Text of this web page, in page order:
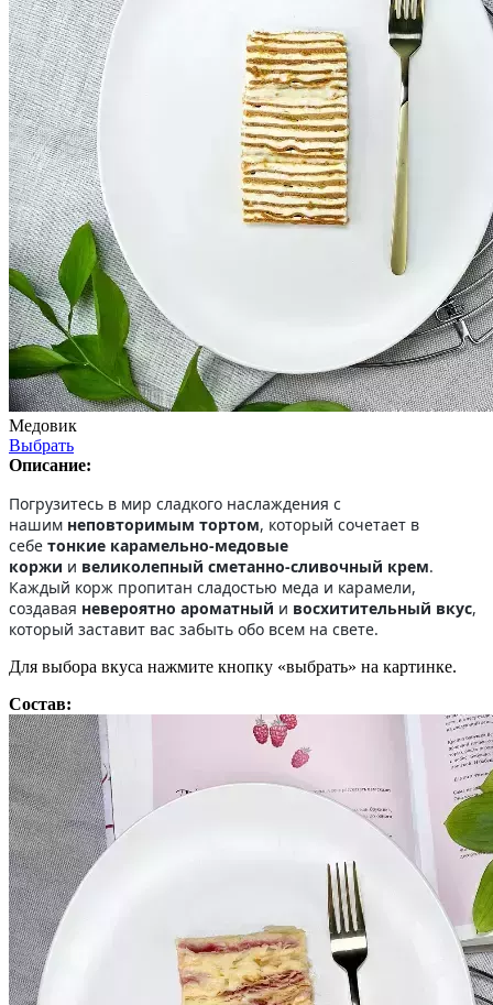
Медовик
Выбрать
Описание:
Погрузитесь в мир сладкого наслаждения с
нашим неповторимым тортом, который сочетает в
себе тонкие карамельно-медовые
коржи и великолепный сметанно-сливочный крем.
Каждый корж пропитан сладостью меда и карамели,
создавая невероятно ароматный и восхитительный вкус,
который заставит вас забыть обо всем на свете.
Для выбора вкуса нажмите кнопку «выбрать» на картинке.
Состав: